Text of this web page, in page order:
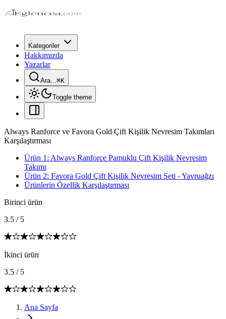
Kategoriler
Hakkımızda
Yazarlar
Ara...⌘K
Toggle theme
Always Ranforce ve Favora Gold Çift Kişilik Nevresim Takımları
Karşılaştırması
Ürün 1: Always Ranforce Pamuklu Çift Kişilik Nevresim
Takımı
Ürün 2: Favora Gold Çift Kişilik Nevresim Seti - Yavruağzı
Ürünlerin Özellik Karşılaştırması
Birinci ürün
3.5 / 5
İkinci ürün
3.5 / 5
Ana Sayfa